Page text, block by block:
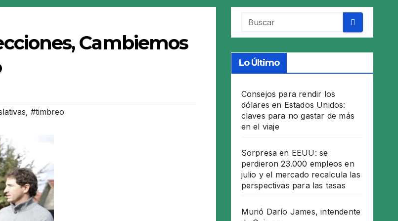
Cambiemos
, #timbreo
Lo Último
Consejos para rendir los
dólares en Estados Unidos:
claves para no gastar de más
en el viaje
Sorpresa en EEUU: se
perdieron 23.000 empleos en
julio y el mercado recalcula las
perspectivas para las tasas
Murió Darío James, intendente